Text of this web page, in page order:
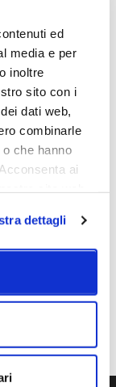
ed
media e per
inoltre
sito con i
dati web,
combinarle
che hanno
ai
dettagli